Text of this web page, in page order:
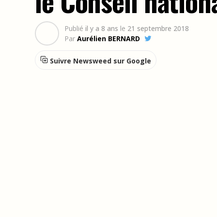
Publié il y a 8 ans le 21 septembre 2018
Par Aurélien BERNARD
Suivre Newsweed sur Google